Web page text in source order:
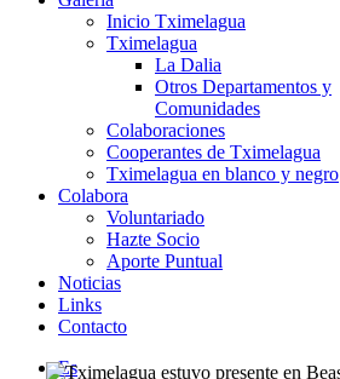
Inicio Tximelagua
Tximelagua
La Dalia
Otros Departamentos y
Comunidades
Colaboraciones
Cooperantes de Tximelagua
Tximelagua en blanco y negro
Colabora
Voluntariado
Hazte Socio
Aporte Puntual
Noticias
Links
Contacto
Es